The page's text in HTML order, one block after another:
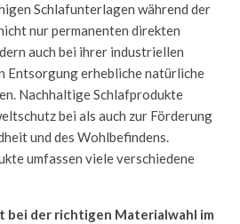
Schlafunterlagen während der
nur permanenten direkten
auch bei ihrer industriellen
Entsorgung erhebliche natürliche
Nachhaltige Schlafprodukte
bei als auch zur Förderung
und des Wohlbefindens.
umfassen viele verschiedene
bei der richtigen Materialwahl im